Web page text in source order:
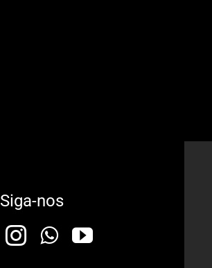
Siga-nos